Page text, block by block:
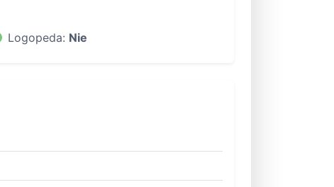
Logopeda: Nie